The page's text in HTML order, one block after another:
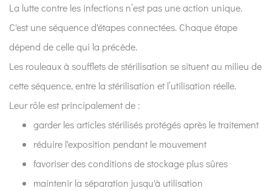
La lutte contre les infections n’est pas une action unique.
C'est une séquence d'étapes connectées. Chaque étape
dépend de celle qui la précède.
Les rouleaux à soufflets de stérilisation se situent au milieu de
cette séquence, entre la stérilisation et l’utilisation réelle.
Leur rôle est principalement de :
garder les articles stérilisés protégés après le traitement
réduire l'exposition pendant le mouvement
favoriser des conditions de stockage plus sûres
maintenir la séparation jusqu'à utilisation